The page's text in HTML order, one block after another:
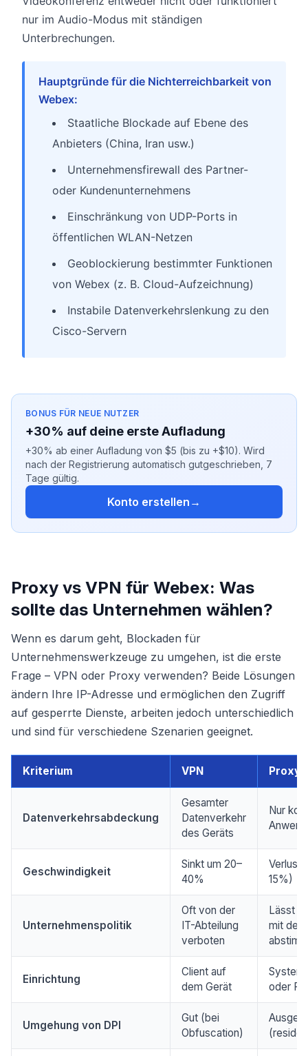
nur im Audio-Modus mit ständigen
Unterbrechungen.
Hauptgründe für die Nichterreichbarkeit von
Webex:
Staatliche Blockade auf Ebene des
Anbieters (China, Iran usw.)
Unternehmensfirewall des Partner-
oder Kundenunternehmens
Einschränkung von UDP-Ports in
öffentlichen WLAN-Netzen
Geoblockierung bestimmter Funktionen
von Webex (z. B. Cloud-Aufzeichnung)
Instabile Datenverkehrslenkung zu den
Cisco-Servern
BONUS FÜR NEUE NUTZER
+30% auf deine erste Aufladung
+30% ab einer Aufladung von $5 (bis zu +$10). Wird
nach der Registrierung automatisch gutgeschrieben, 7
Tage gültig.
Konto erstellen →
Proxy vs VPN für Webex: Was
sollte das Unternehmen wählen?
Wenn es darum geht, Blockaden für
Unternehmenswerkzeuge zu umgehen, ist die erste
Frage – VPN oder Proxy verwenden? Beide Lösungen
ändern Ihre IP-Adresse und ermöglichen den Zugriff
auf gesperrte Dienste, arbeiten jedoch unterschiedlich
und sind für verschiedene Szenarien geeignet.
Kriterium VPN Proxy
Datenverkehrsabdeckung
Gesamter
Datenverkehr
des Geräts
Nur
Geschwindigkeit
Sinkt um 20–
40%
15%)
Unternehmenspolitik
Oft von der
IT-Abteilung
verboten
Lässt
mit der
Einrichtung
Client auf
dem Gerät
oder
Umgehung von DPI
Gut (bei
Obfuscation)